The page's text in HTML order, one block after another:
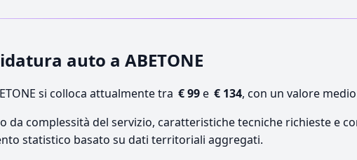
auto a ABETONE
si colloca attualmente tra € 99e € 134, con un valore
da complessità del servizio, caratteristiche tecniche richieste e
statistico basato su dati territoriali aggregati.